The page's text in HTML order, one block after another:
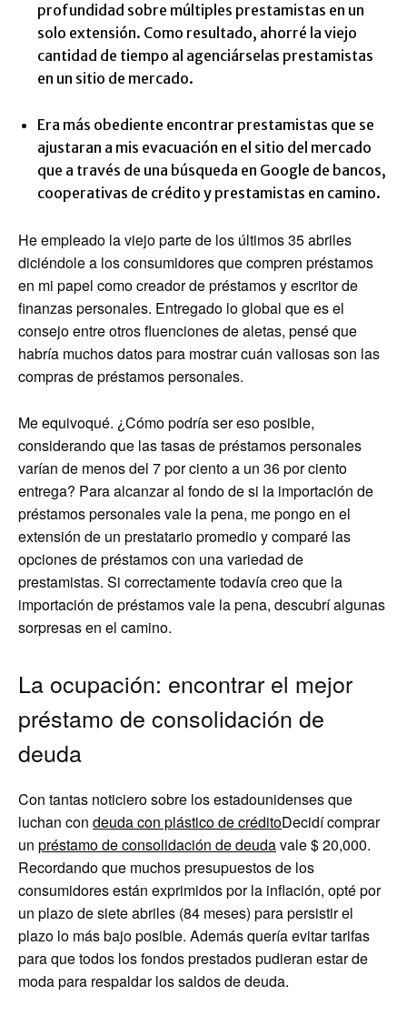
profundidad sobre múltiples prestamistas en un
solo extensión. Como resultado, ahorré la viejo
cantidad de tiempo al agenciárselas prestamistas
en un sitio de mercado.
Era más obediente encontrar prestamistas que se
ajustaran a mis evacuación en el sitio del mercado
que a través de una búsqueda en Google de bancos,
cooperativas de crédito y prestamistas en camino.
He empleado la viejo parte de los últimos 35 abriles
diciéndole a los consumidores que compren préstamos
en mi papel como creador de préstamos y escritor de
finanzas personales. Entregado lo global que es el
consejo entre otros fluenciones de aletas, pensé que
habría muchos datos para mostrar cuán valiosas son las
compras de préstamos personales.
Me equivoqué. ¿Cómo podría ser eso posible,
considerando que las tasas de préstamos personales
varían de menos del 7 por ciento a un 36 por ciento
entrega? Para alcanzar al fondo de si la importación de
préstamos personales vale la pena, me pongo en el
extensión de un prestatario promedio y comparé las
opciones de préstamos con una variedad de
prestamistas. Si correctamente todavía creo que la
importación de préstamos vale la pena, descubrí algunas
sorpresas en el camino.
La ocupación: encontrar el mejor
préstamo de consolidación de
deuda
Con tantas noticiero sobre los estadounidenses que
luchan con deuda con plástico de créditoDecidí comprar
un préstamo de consolidación de deudavale $ 20,000.
Recordando que muchos presupuestos de los
consumidores están exprimidos por la inflación, opté por
un plazo de siete abriles (84 meses) para persistir el
plazo lo más bajo posible. Además quería evitar tarifas
para que todos los fondos prestados pudieran estar de
moda para respaldar los saldos de deuda.